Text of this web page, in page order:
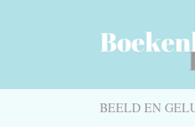
BEELD EN